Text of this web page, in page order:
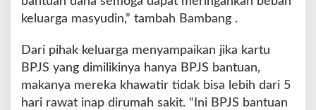
keluarga masyudin,” tambah Bambang .
Dari pihak keluarga menyampaikan jika kartu
BPJS yang dimilikinya hanya BPJS bantuan,
makanya mereka khawatir tidak bisa lebih dari 5
hari rawat inap dirumah sakit. “Ini BPJS bantuan